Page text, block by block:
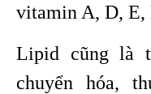
vitamin A, D, E,
Lipid cũng là
chuyển hóa,